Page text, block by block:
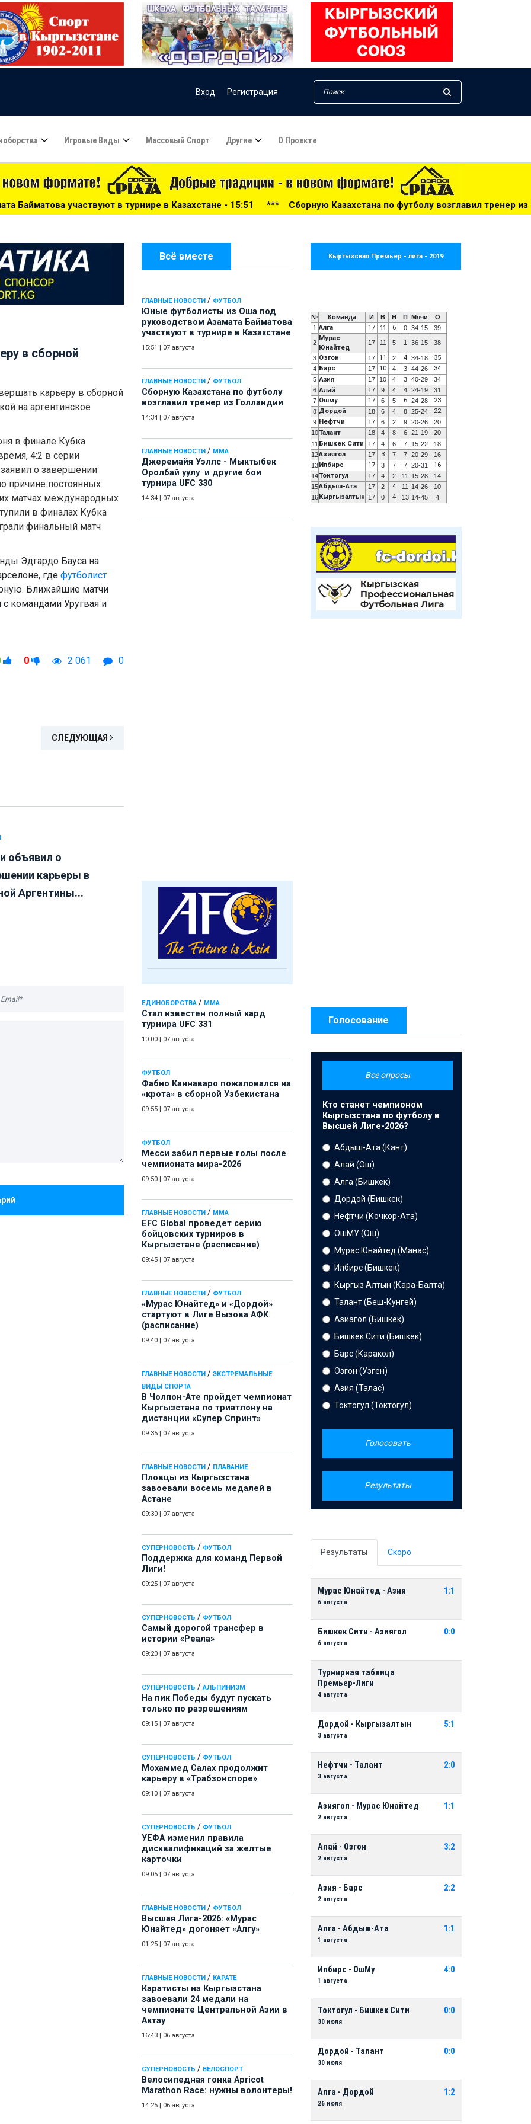
Вход Регистрация
Игровые Виды Массовый Спорт Другие О Проекте
турнире в Казахстане - 15:51 ***Сборную Казахстана по футболу возглавил тренер из Голландии - 14:34
Всё вместе
ГЛАВНЫЕ НОВОСТИ / ФУТБОЛ
Юные футболисты из Оша под
руководством Азамата Байматова
участвуют в турнире в Казахстане
15:51 07 августа
ГЛАВНЫЕ НОВОСТИ / ФУТБОЛ
Сборную Казахстана по футболу
возглавил тренер из Голландии
14:34 07 августа
ГЛАВНЫЕ НОВОСТИ / ММА
Джеремайя Уэллс - Мыктыбек
Оролбай уулу и другие бои
турнира UFC 330
14:34 07 августа
ЕДИНОБОРСТВА / ММА
Стал известен полный кард
турнира UFC 331
10:00 07 августа
ФУТБОЛ
Фабио Каннаваро пожаловался на
«крота» в сборной Узбекистана
09:55 07 августа
ФУТБОЛ
Месси забил первые голы после
чемпионата мира-2026
09:50 07 августа
ГЛАВНЫЕ НОВОСТИ / ММА
EFC Global проведет серию
бойцовских турниров в
Кыргызстане (расписание)
09:45 07 августа
ГЛАВНЫЕ НОВОСТИ / ФУТБОЛ
«Мурас Юнайтед» и «Дордой»
стартуют в Лиге Вызова АФК
(расписание)
09:40 07 августа
ГЛАВНЫЕ НОВОСТИ / ЭКСТРЕМАЛЬНЫЕ
ВИДЫ СПОРТА
В Чолпон-Ате пройдет чемпионат
Кыргызстана по триатлону на
дистанции «Супер Спринт»
09:35 07 августа
ГЛАВНЫЕ НОВОСТИ / ПЛАВАНИЕ
Пловцы из Кыргызстана
завоевали восемь медалей в
Астане
09:30 07 августа
СУПЕРНОВОСТЬ / ФУТБОЛ
Поддержка для команд Первой
Лиги!
09:25 07 августа
СУПЕРНОВОСТЬ / ФУТБОЛ
Самый дорогой трансфер в
истории «Реала»
09:20 07 августа
СУПЕРНОВОСТЬ / АЛЬПИНИЗМ
На пик Победы будут пускать
только по разрешениям
09:15 07 августа
СУПЕРНОВОСТЬ / ФУТБОЛ
Мохаммед Салах продолжит
карьеру в «Трабзонспоре»
09:10 07 августа
СУПЕРНОВОСТЬ / ФУТБОЛ
УЕФА изменил правила
дисквалификаций за желтые
карточки
09:05 07 августа
ГЛАВНЫЕ НОВОСТИ / ФУТБОЛ
Высшая Лига-2026: «Мурас
Юнайтед» догоняет «Алгу»
01:25 07 августа
ГЛАВНЫЕ НОВОСТИ / КАРАТЕ
Каратисты из Кыргызстана
завоевали 24 медали на
чемпионате Центральной Азии в
Актау
16:43 06 августа
СУПЕРНОВОСТЬ / ВЕЛОСПОРТ
Велосипедная гонка Apricot
Marathon Race: нужны волонтеры!
14:25 06 августа
в сборной
карьеру в сборной
на аргентинское
в финале Кубка
4:2 в серии
о завершении
причине постоянных
матчах международных
в финалах Кубка
финальный матч
Эдгардо Бауса на
где футболист
Ближайшие матчи
с командами Уругвая и
0 2 061 0
СЛЕДУЮЩАЯ
объявил о
карьеры в
Аргентины...
Кыргызская Премьер - лига - 2019
№ Команда И В Н П Мячи
О
1 Алга 17 11 6 0 34-15 39
2
Мурас
Юнайтед
17 11 5 1 36-15 38
3 Озгон 17 11 2 4 34-18 35
4 Барс 17 10 4 3 44-26 34
5 Азия 17 10 4 3 40-29
34
6 Алай 17 9 4 4 24-19
31
7 Ошму 17 6 5 6 24-28 23
8 Дордой 18 6 4 8 25-24 22
9 Нефтчи 17 6 2 9 20-26
20
10Талант 18 4 8 6 21-19
20
11 Бишкек Сити 17 4 6 7 15-22
18
12Азиягол 17 3 7 7 20-29
16
13 Илбирс 17 3 7 7 20-31 16
14Токтогул 17 4 2 11 15-28
14
15Абдыш-Ата 17 2 4 11 14-26
10
16 Кыргызалтын 17 0 4 13 14-45 4
Голосование
Все опросы
Кто станет чемпионом
Кыргызстана по футболу в
Высшей Лиге-2026?
Абдыш-Ата (Кант)
Алай (Ош)
Алга (Бишкек)
Дордой (Бишкек)
Нефтчи (Кочкор-Ата)
ОшМУ (Ош)
Мурас Юнайтед (Манас)
Илбирс (Бишкек)
Кыргыз Алтын (Кара-Балта)
Талант (Беш-Кунгей)
Азиагол (Бишкек)
Бишкек Сити (Бишкек)
Барс (Каракол)
Озгон (Узген)
Азия (Талас)
Токтогул (Токтогул)
Голосовать
Результаты
Результаты Скоро
Мурас Юнайтед - Азия
6 августа
1:1
Бишкек Сити - Азиягол
6 августа
0:0
Турнирная таблица
Премьер-Лиги
4 августа
Дордой - Кыргызалтын
3 августа
5:1
Нефтчи - Талант
3 августа
2:0
Азиягол - Мурас Юнайтед
2 августа
1:1
Алай - Озгон
2 августа
3:2
Азия - Барс
2 августа
2:2
Алга - Абдыш-Ата
1 августа
1:1
Илбирс - ОшМу
1 августа
4:0
Токтогул - Бишкек Сити
30 июля
0:0
Дордой - Талант
30 июля
0:0
Алга - Дордой
26 июля
1:2